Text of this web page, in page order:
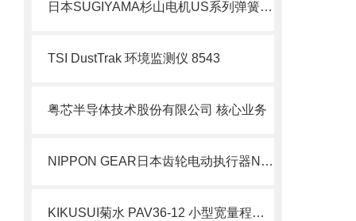
日本SUGIYAMA杉山电机US系列弹簧传感器北崎热卖
TSI DustTrak 环境监测仪 8543
粤芯半导体技术股份有限公司 核心业务
NIPPON GEAR日本齿轮电动执行器NOM-1原理及参数
KIKUSUI菊水 PAV36-12 小型宽量程直流电源 简介